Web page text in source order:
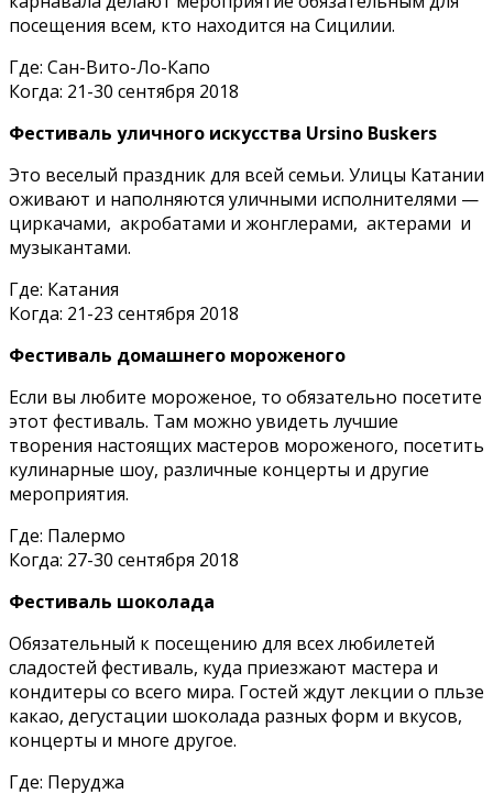
посещения всем, кто находится на Сицилии.
Где: Сан-Вито-Ло-Капо
Когда: 21-30 сентября 2018
Фестиваль уличного искусства Ursino Buskers
Это веселый праздник для всей семьи. Улицы Катании
оживают и наполняются уличными исполнителями —
циркачами, акробатами и жонглерами, актерами и
музыкантами.
Где: Катания
Когда: 21-23 сентября 2018
Фестиваль домашнего мороженого
Если вы любите мороженое, то обязательно посетите
этот фестиваль. Там можно увидеть лучшие
творения настоящих мастеров мороженого, посетить
кулинарные шоу, различные концерты и другие
мероприятия.
Где: Палермо
Когда: 27-30 сентября 2018
Фестиваль шоколада
Обязательный к посещению для всех любилетей
сладостей фестиваль, куда приезжают мастера и
кондитеры со всего мира. Гостей ждут лекции о пльзе
какао, дегустации шоколада разных форм и вкусов,
концерты и многе другое.
Где: Перуджа